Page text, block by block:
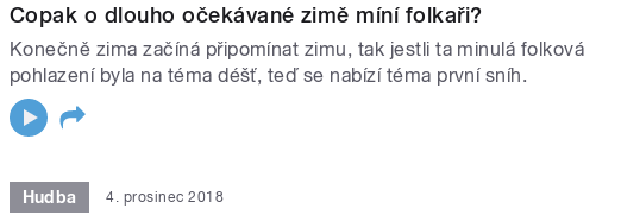
Copak o dlouho očekávané zimě míní folkaři?
Konečně zima začíná připomínat zimu, tak jestli ta minulá folková
pohlazení byla na téma déšť, teď se nabízí téma první sníh.
Hudba 4. prosinec 2018